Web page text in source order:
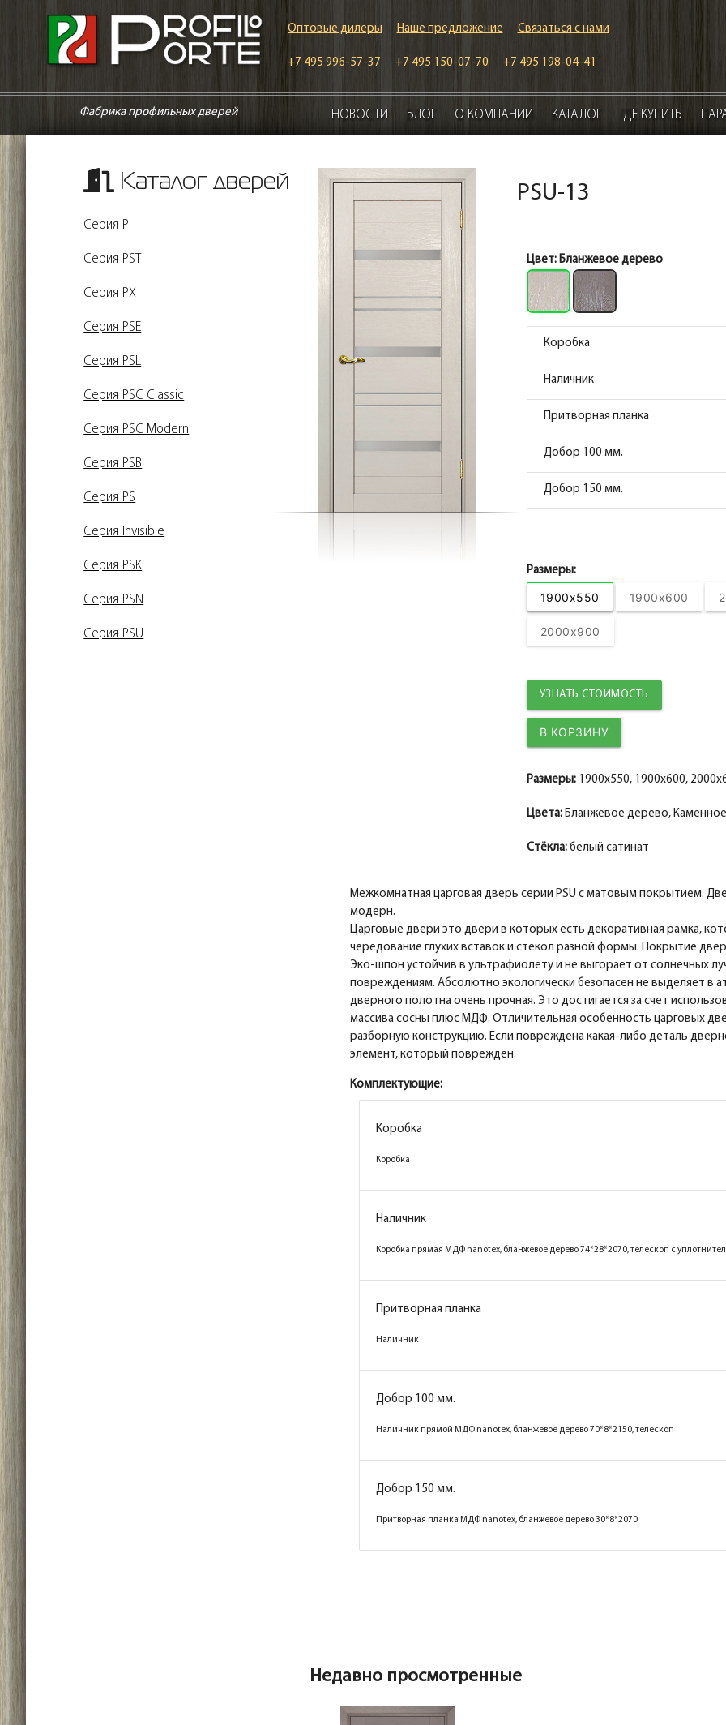
Оптовые дилеры Наше предложение Связаться с нами
+7 495 996-57-37 +7 495 150-07-70 +7 495 198-04-41
Фабрика профильных дверей НОВОСТИ БЛОГ О КОМПАНИИ КАТАЛОГ ГДЕ КУПИТЬ
Каталог дверей
Серия P
Серия PST
Серия PX
Серия PSE
Серия PSL
Серия PSC Classic
Серия PSC Modern
Серия PSB
Серия PS
Серия Invisible
Серия PSK
Серия PSN
Серия PSU
PSU-13
Цвет: Бланжевое дерево
Коробка
Коробка
Наличник
Коробка прямая МДФ nanotex, бланжевое
Притворная планка
Наличник
Добор 100 мм.
Наличник прямой МДФ nanotex, бланжевое
Добор 150 мм.
Притворная планка МДФ nanotex,
Размеры:
1900x550 1900x600
2000x900
УЗНАТЬ СТОИМОСТЬ
Размеры:1900x550, 1900x600,
Цвета:Бланжевое дерево,
Стёкла:белый сатинат
Межкомнатная царговая дверь серии PSU с матовым покрытием.
модерн.
Царговые двери это двери в которых есть декоративная рамка,
чередование глухих вставок и стёкол разной формы. Покрытие
Эко-шпон устойчив в ультрафиолету и не выгорает от солнечных
повреждениям. Абсолютно экологически безопасен не выделяет в
дверного полотна очень прочная. Это достигается за счет
массива сосны плюс МДФ. Отличительная особенность царговых
разборную конструкцию. Если повреждена какая-либо деталь
элемент, который поврежден.
Комплектующие:
Коробка
Коробка
Наличник
Коробка прямая МДФ nanotex, бланжевое дерево 74*28*2070, телескоп с
Притворная планка
Наличник
Добор 100 мм.
Наличник прямой МДФ nanotex, бланжевое дерево 70*8*2150, телескоп
Добор 150 мм.
Притворная планка МДФ nanotex, бланжевое дерево 30*8*2070
Недавно просмотренные